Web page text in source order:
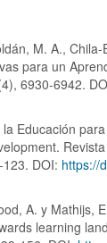
M. A.,
para un
6930-6942.
Educación
DOI: https://
A. y Mathijs,
learning